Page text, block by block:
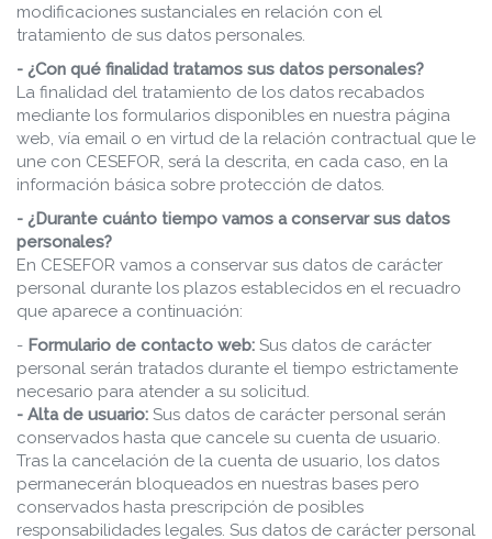
modificaciones sustanciales en relación con el
tratamiento de sus datos personales.
- ¿Con qué finalidad tratamos sus datos personales?
La finalidad del tratamiento de los datos recabados
mediante los formularios disponibles en nuestra página
web, vía email o en virtud de la relación contractual que le
une con CESEFOR, será la descrita, en cada caso, en la
información básica sobre protección de datos.
- ¿Durante cuánto tiempo vamos a conservar sus datos
personales?
En CESEFOR vamos a conservar sus datos de carácter
personal durante los plazos establecidos en el recuadro
que aparece a continuación:
- Formulario de contacto web: Sus datos de carácter
personal serán tratados durante el tiempo estrictamente
necesario para atender a su solicitud.
- Alta de usuario: Sus datos de carácter personal serán
conservados hasta que cancele su cuenta de usuario.
Tras la cancelación de la cuenta de usuario, los datos
permanecerán bloqueados en nuestras bases pero
conservados hasta prescripción de posibles
responsabilidades legales. Sus datos de carácter personal